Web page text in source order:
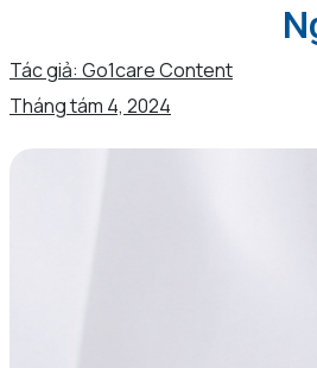
Tác giả: Go1care Content
Tháng tám 4, 2024